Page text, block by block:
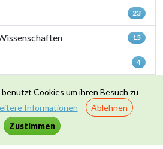
23
15
4
Cookies um ihren Besuch zu
Informationen
Ablehnen
Zustimmen